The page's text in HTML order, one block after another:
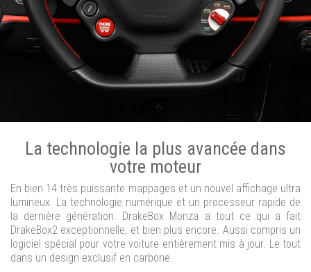
La technologie la plus avancée dans
votre moteur
En bien 14 très puissante mappages et un nouvel affichage ultra
lumineux. La technologie numérique et un processeur rapide de
la dernière génération. DrakeBox Monza a tout ce qui a fait
DrakeBox2 exceptionnelle, et bien plus encore. Aussi compris un
logiciel spécial pour votre voiture entièrement mis à jour. Le tout
dans un design exclusif en carbone.